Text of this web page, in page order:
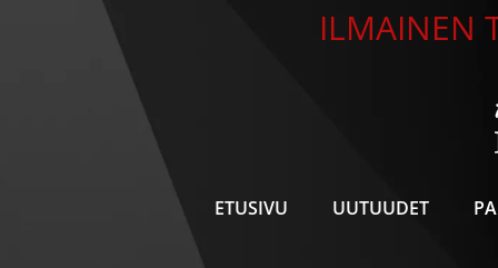
ILMAINEN
ETUSIVU UUTUUDET